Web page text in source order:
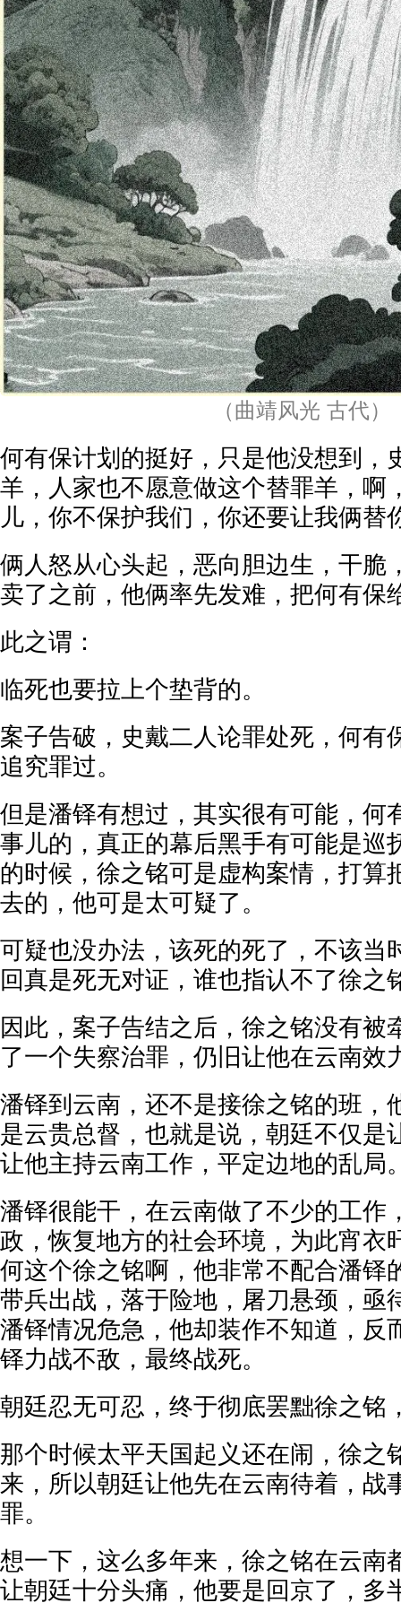
（曲靖风光 古代）
何有保计划的挺好，只是他没想到，
羊，人家也不愿意做这个替罪羊，啊
儿，你不保护我们，你还要让我俩替
俩人怒从心头起，恶向胆边生，干脆
卖了之前，他俩率先发难，把何有保
此之谓：
临死也要拉上个垫背的。
案子告破，史戴二人论罪处死，何有
追究罪过。
但是潘铎有想过，其实很有可能，何
事儿的，真正的幕后黑手有可能是巡
的时候，徐之铭可是虚构案情，打算
去的，他可是太可疑了。
可疑也没办法，该死的死了，不该当
回真是死无对证，谁也指认不了徐之
因此，案子告结之后，徐之铭没有被
了一个失察治罪，仍旧让他在云南效
潘铎到云南，还不是接徐之铭的班，
是云贵总督，也就是说，朝廷不仅是
让他主持云南工作，平定边地的乱局
潘铎很能干，在云南做了不少的工作
政，恢复地方的社会环境，为此宵衣
何这个徐之铭啊，他非常不配合潘铎
带兵出战，落于险地，屠刀悬颈，亟
潘铎情况危急，他却装作不知道，反
铎力战不敌，最终战死。
朝廷忍无可忍，终于彻底罢黜徐之铭
那个时候太平天国起义还在闹，徐之
来，所以朝廷让他先在云南待着，战
罪。
想一下，这么多年来，徐之铭在云南
让朝廷十分头痛，他要是回京了，多